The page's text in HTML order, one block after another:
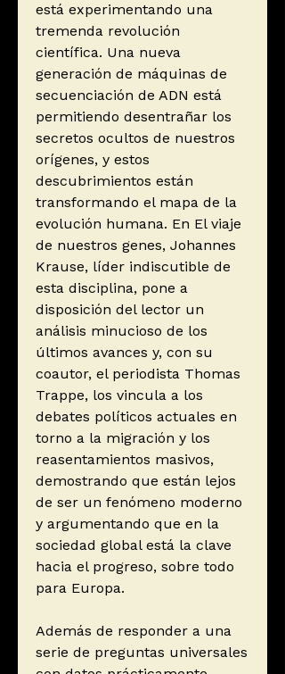
está experimentando una
tremenda revolución
científica. Una nueva
generación de máquinas de
secuenciación de ADN está
permitiendo desentrañar los
secretos ocultos de nuestros
orígenes, y estos
descubrimientos están
transformando el mapa de la
evolución humana. En El viaje
de nuestros genes, Johannes
Krause, líder indiscutible de
esta disciplina, pone a
disposición del lector un
análisis minucioso de los
últimos avances y, con su
coautor, el periodista Thomas
Trappe, los vincula a los
debates políticos actuales en
torno a la migración y los
reasentamientos masivos,
demostrando que están lejos
de ser un fenómeno moderno
y argumentando que en la
sociedad global está la clave
hacia el progreso, sobre todo
para Europa.
Además de responder a una
serie de preguntas universales